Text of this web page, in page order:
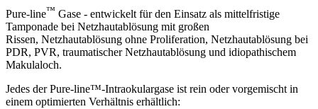
Pure-line™ Gase - entwickelt für den Einsatz als mittelfristige
Tamponade bei Netzhautablösung mit großen
Rissen, Netzhautablösung ohne Proliferation, Netzhautablösung bei
PDR, PVR, traumatischer Netzhautablösung und idiopathischem
Makulaloch.
Jedes der Pure-line™-Intraokulargase ist rein oder vorgemischt in
einem optimierten Verhältnis erhältlich: